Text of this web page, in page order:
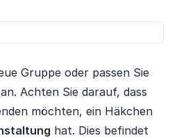
Gruppe oder passen Sie
Achten Sie darauf, dass
möchten, ein Häkchen
hat. Dies befindet